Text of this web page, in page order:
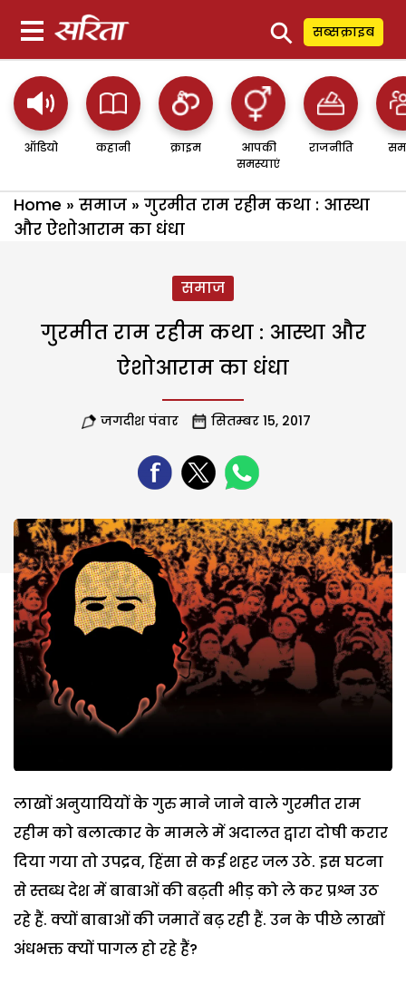
⚲ सब्सक्राइब
ऑडियो कहानी क्राइम
आपकी
समस्याएं
राजनीति
Home » समाज » गुरमीत राम रहीम कथा : आस्था
और ऐशोआराम का धंधा
समाज
गुरमीत राम रहीम कथा : आस्था और
ऐशोआराम का धंधा
जगदीश पंवार सितम्बर 15, 2017
लाखों अनुयायियों के गुरु माने जाने वाले गुरमीत राम
रहीम को बलात्कार के मामले में अदालत द्वारा दोषी करार
दिया गया तो उपद्रव, हिंसा से कई शहर जल उठे. इस घटना
से स्तब्ध देश में बाबाओं की बढ़ती भीड़ को ले कर प्रश्न उठ
रहे हैं. क्यों बाबाओं की जमातें बढ़ रही हैं. उन के पीछे लाखों
अंधभक्त क्यों पागल हो रहे हैं?